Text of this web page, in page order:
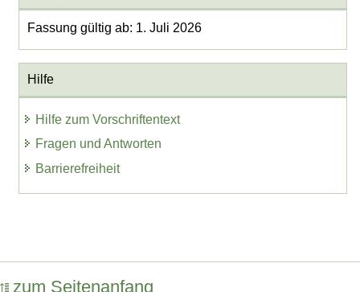
Fassung gültig ab: 1. Juli 2026
Hilfe
Hilfe zum Vorschriftentext
Fragen und Antworten
Barrierefreiheit
zum Seitenanfang